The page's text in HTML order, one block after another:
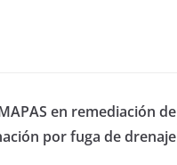
en remediación de
por fuga de drenaje